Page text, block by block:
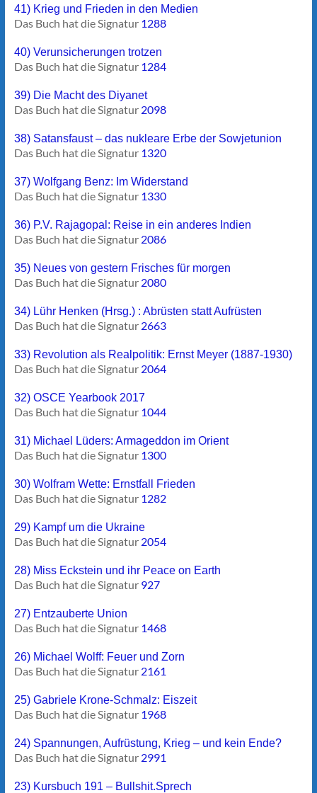
41) Krieg und Frieden in den Medien
Das Buch hat die Signatur 1288
40) Verunsicherungen trotzen
Das Buch hat die Signatur 1284
39) Die Macht des Diyanet
Das Buch hat die Signatur 2098
38) Satansfaust – das nukleare Erbe der Sowjetunion
Das Buch hat die Signatur 1320
37) Wolfgang Benz: Im Widerstand
Das Buch hat die Signatur 1330
36) P.V. Rajagopal: Reise in ein anderes Indien
Das Buch hat die Signatur 2086
35) Neues von gestern Frisches für morgen
Das Buch hat die Signatur 2080
34) Lühr Henken (Hrsg.) : Abrüsten statt Aufrüsten
Das Buch hat die Signatur 2663
33) Revolution als Realpolitik: Ernst Meyer (1887-1930)
Das Buch hat die Signatur 2064
32) OSCE Yearbook 2017
Das Buch hat die Signatur 1044
31) Michael Lüders: Armageddon im Orient
Das Buch hat die Signatur 1300
30) Wolfram Wette: Ernstfall Frieden
Das Buch hat die Signatur 1282
29) Kampf um die Ukraine
Das Buch hat die Signatur 2054
28) Miss Eckstein und ihr Peace on Earth
Das Buch hat die Signatur 927
27) Entzauberte Union
Das Buch hat die Signatur 1468
26) Michael Wolff: Feuer und Zorn
Das Buch hat die Signatur 2161
25) Gabriele Krone-Schmalz: Eiszeit
Das Buch hat die Signatur 1968
24) Spannungen, Aufrüstung, Krieg – und kein Ende?
Das Buch hat die Signatur 2991
23) Kursbuch 191 – Bullshit.Sprech